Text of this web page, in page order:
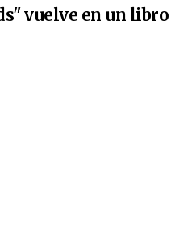
vuelve en un